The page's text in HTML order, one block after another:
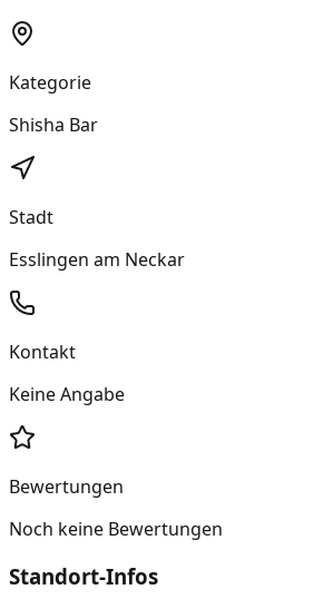
Kategorie
Shisha Bar
Stadt
Esslingen am Neckar
Kontakt
Keine Angabe
Bewertungen
Noch keine Bewertungen
Standort-Infos